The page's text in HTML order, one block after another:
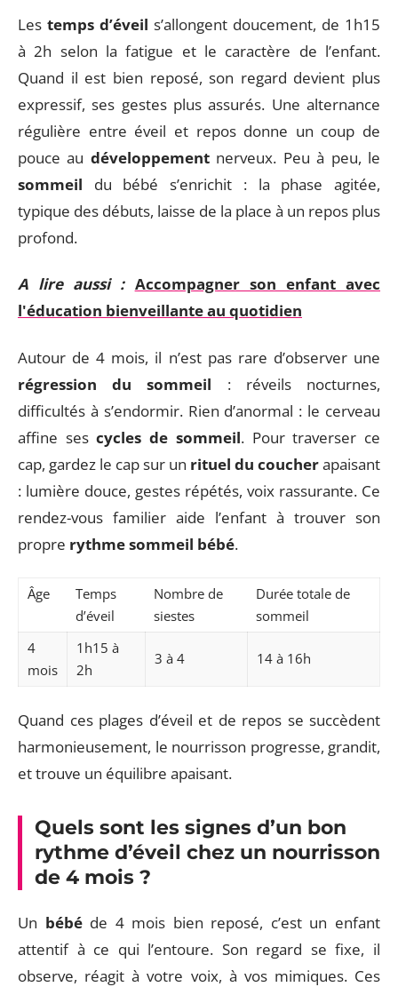
Les temps d’éveil s’allongent doucement, de 1h15
à 2h selon la fatigue et le caractère de l’enfant.
Quand il est bien reposé, son regard devient plus
expressif, ses gestes plus assurés. Une alternance
régulière entre éveil et repos donne un coup de
pouce au développementnerveux. Peu à peu, le
sommeil du bébé s’enrichit : la phase agitée,
typique des débuts, laisse de la place à un repos plus
profond.
A lire aussi : Accompagner son enfant avec
l'éducation bienveillante au quotidien
Autour de 4 mois, il n’est pas rare d’observer une
régression du sommeil : réveils nocturnes,
difficultés à s’endormir. Rien d’anormal : le cerveau
affine sescycles de sommeil. Pour traverser ce
cap, gardez le cap sur un rituel du coucherapaisant
: lumière douce, gestes répétés, voix rassurante. Ce
rendez-vous familier aide l’enfant à trouver son
propre rythme sommeil bébé.
Âge
Temps
d’éveil
Nombre de
siestes
Durée totale de
sommeil
4
mois
1h15 à
2h
3 à 4 14 à 16h
Quand ces plages d’éveil et de repos se succèdent
harmonieusement, le nourrisson progresse, grandit,
et trouve un équilibre apaisant.
Quels sont les signes d’un bon
rythme d’éveil chez un nourrisson
de 4 mois ?
Un bébéde 4 mois bien reposé, c’est un enfant
attentif à ce qui l’entoure. Son regard se fixe, il
observe, réagit à votre voix, à vos mimiques. Ces